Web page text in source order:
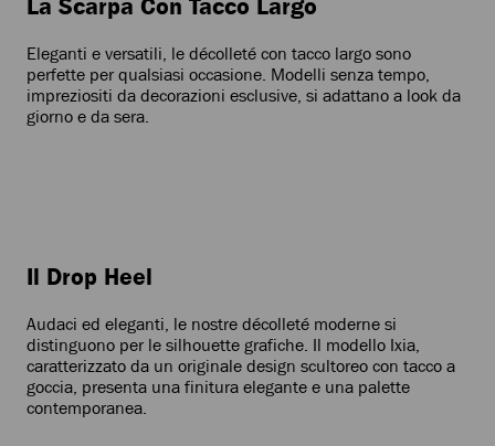
dinamicaLa Scarpa Con Tacco Largo
Eleganti e versatili, le décolleté con tacco largo sono
perfette per qualsiasi occasione. Modelli senza tempo,
impreziositi da decorazioni esclusive, si adattano a look da
giorno e da sera.
Il Drop Heel
Audaci ed eleganti, le nostre décolleté moderne si
distinguono per le silhouette grafiche. Il modello Ixia,
caratterizzato da un originale design scultoreo con tacco a
goccia, presenta una finitura elegante e una palette
contemporanea.